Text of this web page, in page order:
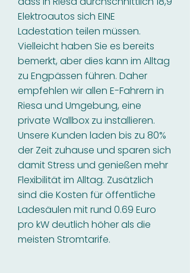
Elektroautos sich EINE
Ladestation teilen müssen.
Vielleicht haben Sie es bereits
bemerkt, aber dies kann im Alltag
zu Engpässen führen. Daher
empfehlen wir allen E-Fahrern in
Riesa und Umgebung, eine
private Wallbox zu installieren.
Unsere Kunden laden bis zu 80%
der Zeit zuhause und sparen sich
damit Stress und genießen mehr
Flexibilität im Alltag. Zusätzlich
sind die Kosten für öffentliche
Ladesäulen mit rund 0.69 Euro
pro kW deutlich höher als die
meisten Stromtarife.